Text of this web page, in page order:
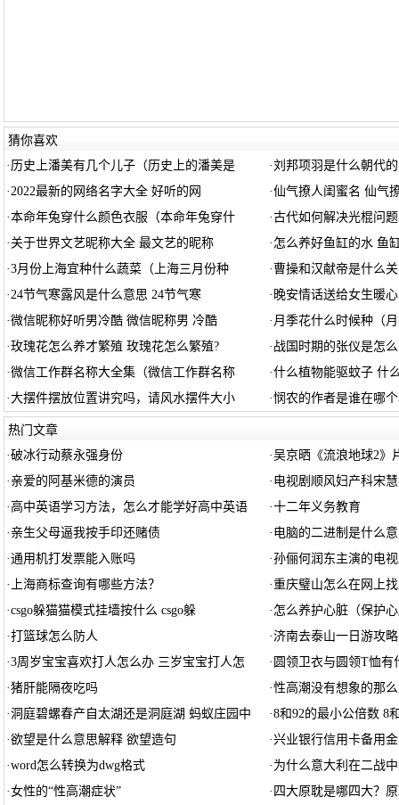
猜你喜欢
· 历史上潘美有几个儿子（历史上的潘美是 ·刘邦项羽是什么朝代
·2022最新的网络名字大全 好听的网 ·仙气撩人闺蜜名 仙气
·本命年兔穿什么颜色衣服（本命年兔穿什 ·古代如何解决光棍问
· 关于世界文艺昵称大全 最文艺的昵称 · 怎么养好鱼缸的水 鱼
·3月份上海宜种什么蔬菜（上海三月份种 · 曹操和汉献帝是什么
·24节气寒露风是什么意思 24节气寒 · 晚安情话送给女生暖
·微信昵称好听男冷酷 微信昵称男 冷酷 · 月季花什么时候种（
·玫瑰花怎么养才繁殖 玫瑰花怎么繁殖? · 战国时期的张仪是怎
·微信工作群名称大全集（微信工作群名称 ·什么植物能驱蚊子 什
·大摆件摆放位置讲究吗，请风水摆件大小 ·悯农的作者是谁在哪
热门文章
·破冰行动蔡永强身份 ·吴京晒《流浪地球2》
· 亲爱的阿基米德的演员 · 电视剧顺风妇产科宋
· 高中英语学习方法，怎么才能学好高中英语 ·十二年义务教育
· 亲生父母逼我按手印还赌债 · 电脑的二进制是什么
·通用机打发票能入账吗 ·孙俪何润东主演的电
· 上海商标查询有哪些方法？ ·重庆璧山怎么在网上
·csgo躲猫猫模式挂墙按什么 csgo躲 · 怎么养护心脏（保护
·打篮球怎么防人 ·济南去泰山一日游攻略
·3周岁宝宝喜欢打人怎么办 三岁宝宝打人怎 · 圆领卫衣与圆领T恤有
·猪肝能隔夜吃吗 ·性高潮没有想象的那
·洞庭碧螺春产自太湖还是洞庭湖 蚂蚁庄园中 ·8和92的最小公倍数 8
·欲望是什么意思解释 欲望造句 ·兴业银行信用卡备用
·word怎么转换为dwg格式 · 为什么意大利在二战
·女性的“性高潮症状” · 四大原耽是哪四大？